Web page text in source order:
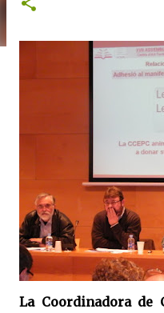
La Coordinadora de